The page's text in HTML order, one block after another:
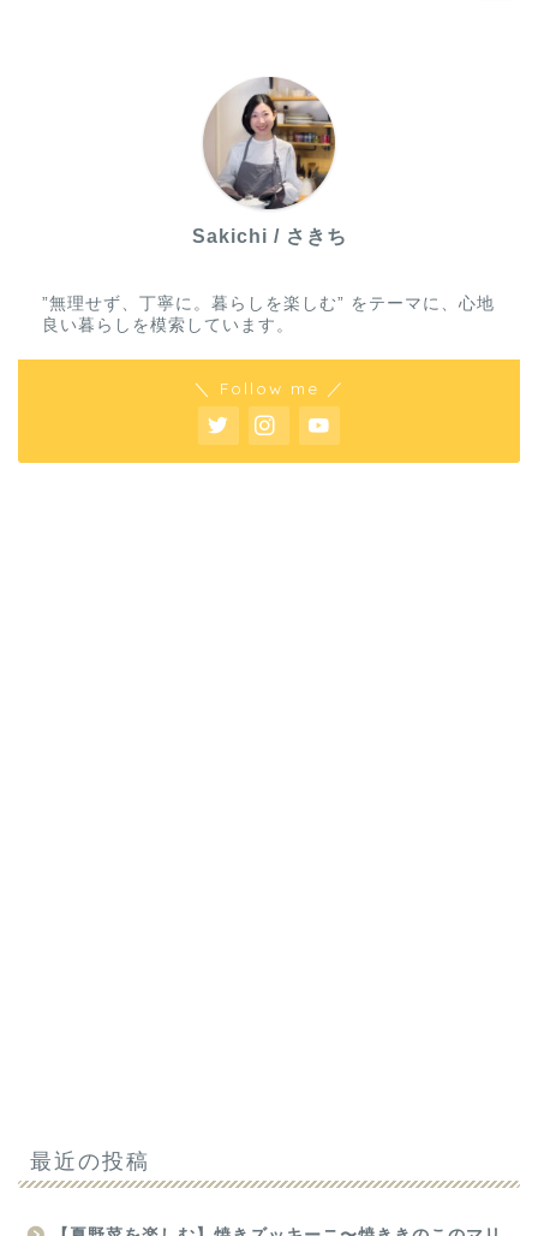
Sakichi / さきち
”無理せず、丁寧に。暮らしを楽しむ” をテーマに、心地
良い暮らしを模索しています。
＼ Follow me ／
最近の投稿